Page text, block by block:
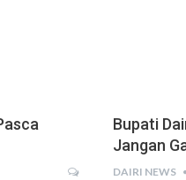
Bupati
Jangan
DAIRI NEWS